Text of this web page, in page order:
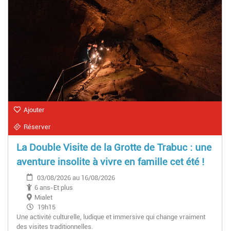
Ajouter
Réserver
La Double Visite de la Grotte de Trabuc : une
aventure insolite à vivre en famille cet été !
03/08/2026 au 16/08/2026
6 ans-Et plus
Mialet
19h15
Une activité culturelle, ludique et immersive qui change vraiment
des visites traditionnelles.